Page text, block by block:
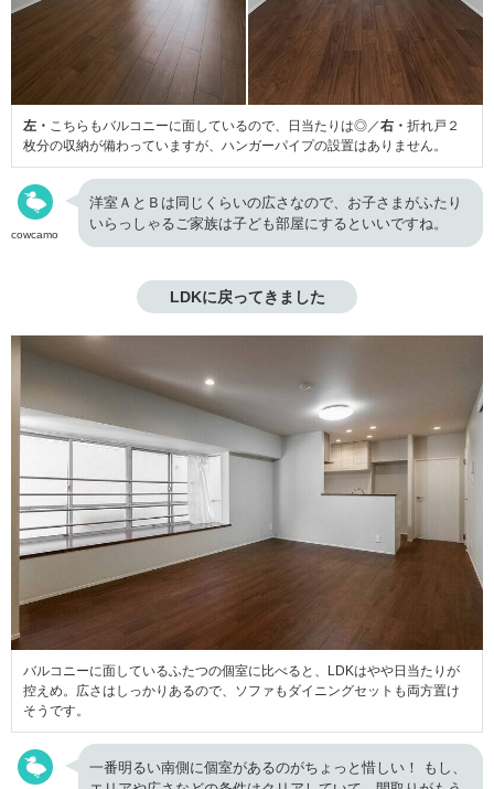
左・ こちらもバルコニーに面しているので、日当たりは◎／右・ 折れ戸２
枚分の収納が備わっていますが、ハンガーパイプの設置はありません。
cowcamo
洋室ＡとＢは同じくらいの広さなので、お子さまがふたり
いらっしゃるご家族は子ども部屋にするといいですね。
LDKに戻ってきました
バルコニーに面しているふたつの個室に比べると、LDKはやや日当たりが
控えめ。広さはしっかりあるので、ソファもダイニングセットも両方置け
そうです。
一番明るい南側に個室があるのがちょっと惜しい！ もし、